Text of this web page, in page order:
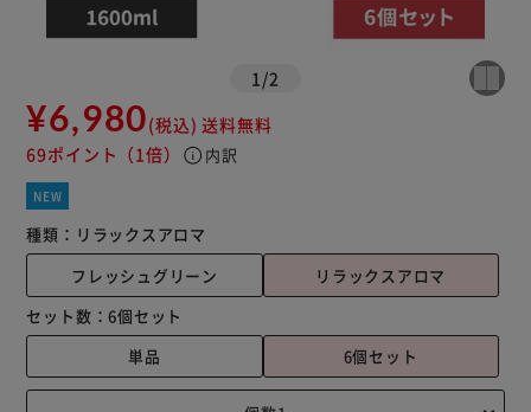
1 /2
¥6,980(税込) 送料無料
69ポイント （1倍） info 内訳
NEW
種類： リラックスアロマ
フレッシュグリーン
リラックスアロマ
セット数：6個セット
単品
6個セット